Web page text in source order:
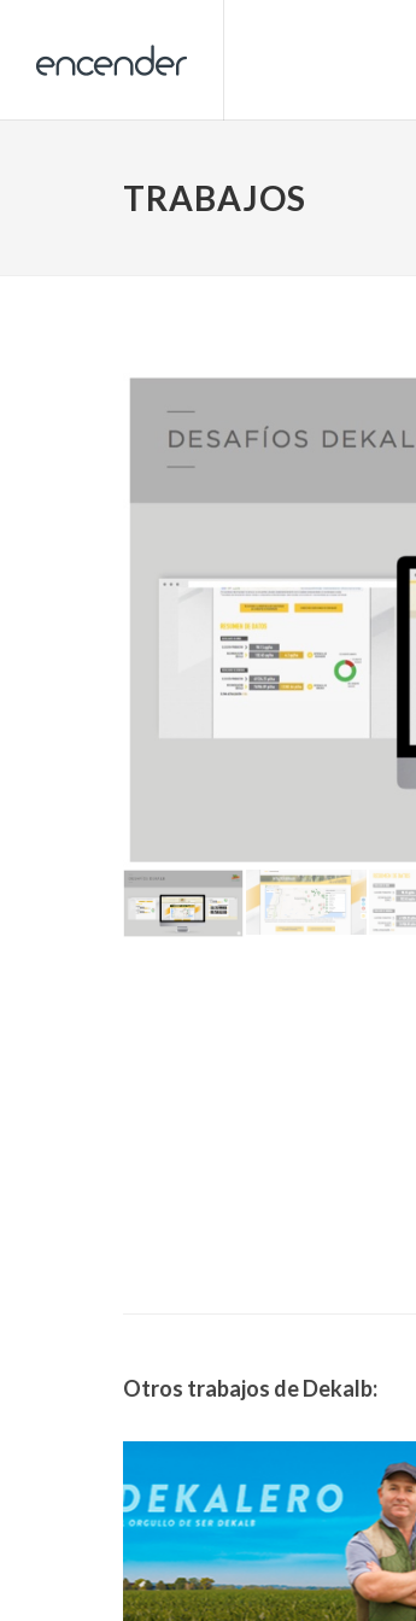
TRABAJOS
Otros trabajos de Dekalb: